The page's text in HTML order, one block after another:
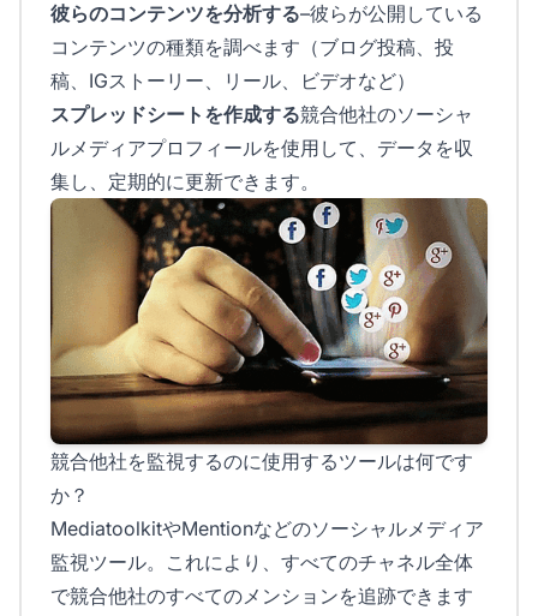
彼らのコンテンツを分析する–彼らが公開している
コンテンツの種類を調べます（ブログ投稿、投
稿、IGストーリー、リール、ビデオなど）
スプレッドシートを作成する競合他社のソーシャ
ルメディアプロフィールを使用して、データを収
集し、定期的に更新できます。
競合他社を監視するのに使用するツールは何です
か？
MediatoolkitやMentionなどのソーシャルメディア
監視ツール。これにより、すべてのチャネル全体
で競合他社のすべてのメンションを追跡できます